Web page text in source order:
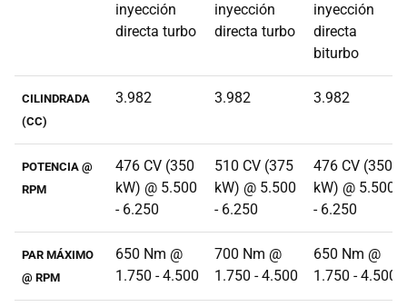
inyección
directa turbo
inyección
directa turbo
inyección
directa
biturbo
CILINDRADA
(CC)
3.982 3.982 3.982
POTENCIA @
RPM
476 CV (350
kW) @ 5.500
- 6.250
510 CV (375
kW) @ 5.500
- 6.250
476 CV (350
kW) @ 5.500
- 6.250
PAR MÁXIMO
@ RPM
650 Nm @
1.750 - 4.500
700 Nm @
1.750 - 4.500
650 Nm @
1.750 - 4.500